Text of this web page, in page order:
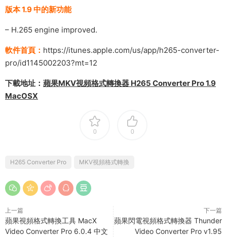
版本 1.9 中的新功能
– H.265 engine improved.
軟件首頁： https://itunes.apple.com/us/app/h265-converter-
pro/id1145002203?mt=12
下載地址： 蘋果MKV視頻格式轉換器 H265 Converter Pro 1.9
MacOSX
0 0
H265 Converter Pro MKV視頻格式轉換
上一篇
蘋果視頻格式轉換工具 MacX
Video Converter Pro 6.0.4 中文
下一篇
蘋果閃電視頻格式轉換器 Thunder
Video Converter Pro v1.95